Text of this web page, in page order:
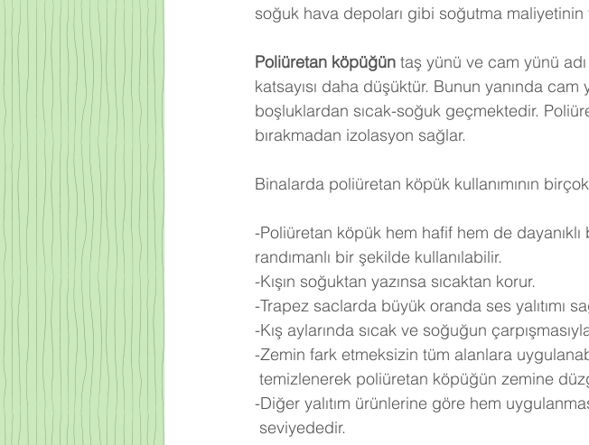
soğuk hava depoları gibi soğutma
Poliüretan köpüğün taş yünü ve cam yünü
katsayısı daha düşüktür. Bunun yanında
boşluklardan sıcak-soğuk geçmektedir.
bırakmadan izolasyon sağlar.
Binalarda poliüretan köpük kullanımının
-Poliüretan köpük hem hafif hem de
randımanlı bir şekilde kullanılabilir.
-Kışın soğuktan yazınsa sıcaktan korur.
-Trapez saclarda büyük oranda ses yalıtımı
-Kış aylarında sıcak ve soğuğun
-Zemin fark etmeksizin tüm alanlara
temizlenerek poliüretan köpüğün zemine
-Diğer yalıtım ürünlerine göre hem
seviyededir.